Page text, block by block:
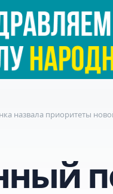
назвала приоритеты